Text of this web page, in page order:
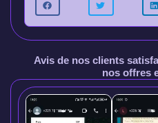
Avis de nos clients
nos offres